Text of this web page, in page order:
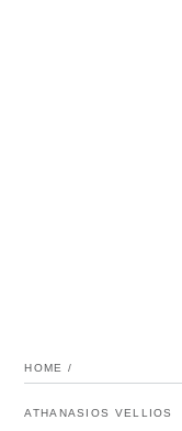
HOME /
ATHANASIOS VELLIOS